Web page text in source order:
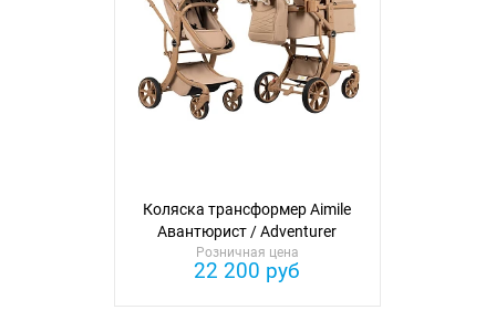
Коляска трансформер Aimile
Авантюрист / Adventurer
(текстиль)
Розничная цена
22 200 руб